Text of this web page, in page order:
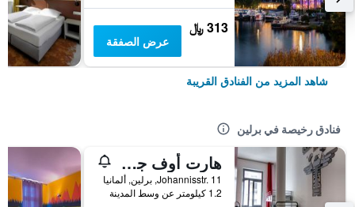
313 ﷼
عرض الصفقة
شاهد المزيد من الفنادق القريبة
فنادق رخيصة في برلين
هارت أوف جولد هوستل برلين
Johannisstr. 11, برلين, ألمانيا
1.2 كيلومتر عن وسط المدينة